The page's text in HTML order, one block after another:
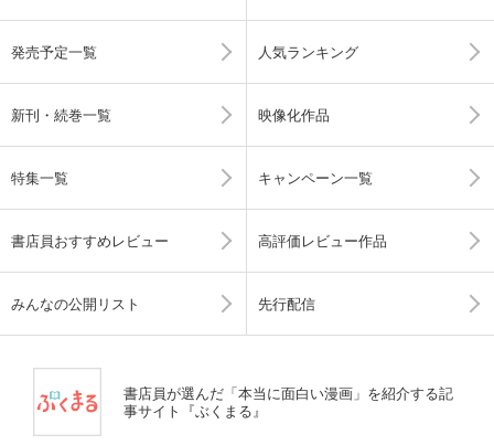
発売予定一覧 人気ランキング
新刊・続巻一覧 映像化作品
特集一覧 キャンペーン一覧
書店員おすすめレビュー 高評価レビュー作品
みんなの公開リスト 先行配信
書店員が選んだ「本当に面白い漫画」を紹介する記
事サイト『ぶくまる』